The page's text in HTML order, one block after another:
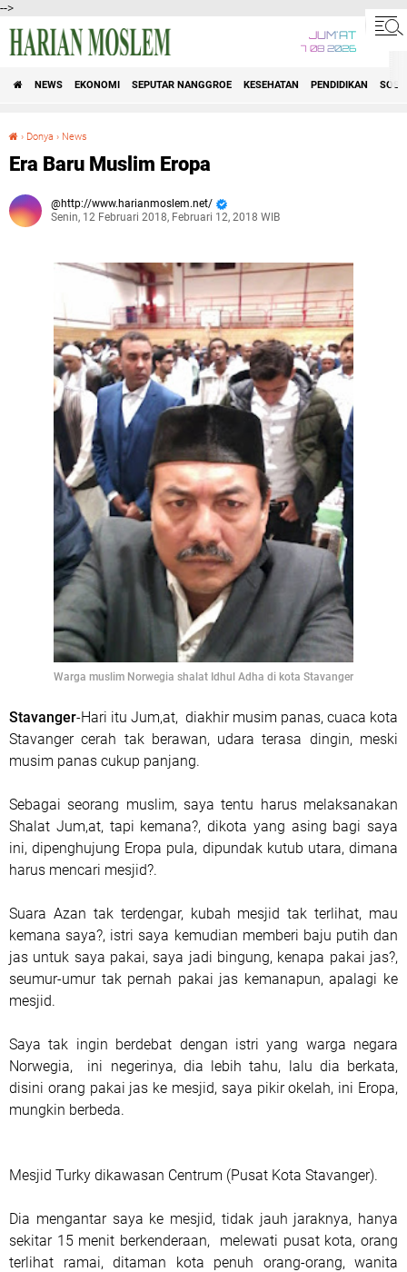
-->
JUM'AT
7 08 2026
NEWS EKONOMI SEPUTAR NANGGROE KESEHATAN PENDIDIKAN
› Donya › News
Era Baru Muslim Eropa
http://www.harianmoslem.net/
Senin, 12 Februari 2018, Februari 12, 2018 WIB
Warga muslim Norwegia shalat Idhul Adha di kota Stavanger
Stavanger-Hari itu Jum,at, diakhir musim panas, cuaca kota
Stavanger cerah tak berawan, udara terasa dingin, meski
musim panas cukup panjang.
Sebagai seorang muslim, saya tentu harus melaksanakan
Shalat Jum,at, tapi kemana?, dikota yang asing bagi saya
ini, dipenghujung Eropa pula, dipundak kutub utara, dimana
harus mencari mesjid?.
Suara Azan tak terdengar, kubah mesjid tak terlihat, mau
kemana saya?, istri saya kemudian memberi baju putih dan
jas untuk saya pakai, saya jadi bingung, kenapa pakai jas?,
seumur-umur tak pernah pakai jas kemanapun, apalagi ke
mesjid.
Saya tak ingin berdebat dengan istri yang warga negara
Norwegia, ini negerinya, dia lebih tahu, lalu dia berkata,
disini orang pakai jas ke mesjid, saya pikir okelah, ini Eropa,
mungkin berbeda.
Mesjid Turky dikawasan Centrum (Pusat Kota Stavanger).
Dia mengantar saya ke mesjid, tidak jauh jaraknya, hanya
sekitar 15 menit berkenderaan, melewati pusat kota, orang
terlihat ramai, ditaman kota penuh orang-orang, wanita